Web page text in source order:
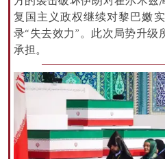
复国主义政权继续对黎巴嫩
录“失去效力”。此次局势升级
承担。